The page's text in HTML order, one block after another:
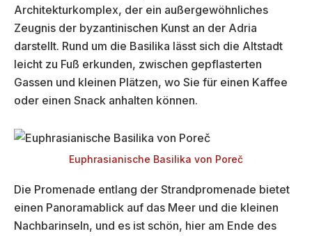
Architekturkomplex, der ein außergewöhnliches
Zeugnis der byzantinischen Kunst an der Adria
darstellt. Rund um die Basilika lässt sich die Altstadt
leicht zu Fuß erkunden, zwischen gepflasterten
Gassen und kleinen Plätzen, wo Sie für einen Kaffee
oder einen Snack anhalten können.
Euphrasianische Basilika von Poreč
Die Promenade entlang der Strandpromenade bietet
einen Panoramablick auf das Meer und die kleinen
Nachbarinseln, und es ist schön, hier am Ende des